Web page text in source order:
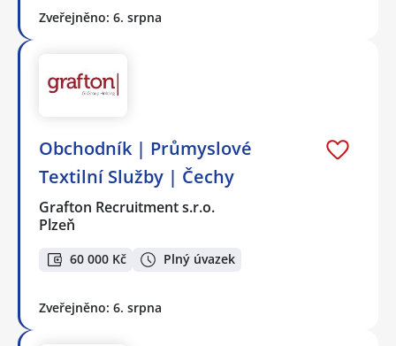
Zveřejněno: 6. srpna
Obchodník | Průmyslové
Textilní Služby | Čechy
Grafton Recruitment s.r.o.
Plzeň
60 000 Kč Plný úvazek
Zveřejněno: 6. srpna